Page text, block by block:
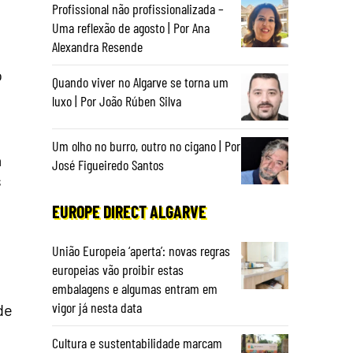
Profissional não profissionalizada –
Uma reflexão de agosto | Por Ana
Alexandra Resende
Quando viver no Algarve se torna um
luxo | Por João Rúben Silva
Um olho no burro, outro no cigano | Por
José Figueiredo Santos
EUROPE DIRECT ALGARVE
União Europeia ‘aperta’: novas regras
europeias vão proibir estas
embalagens e algumas entram em
vigor já nesta data
Cultura e sustentabilidade marcam